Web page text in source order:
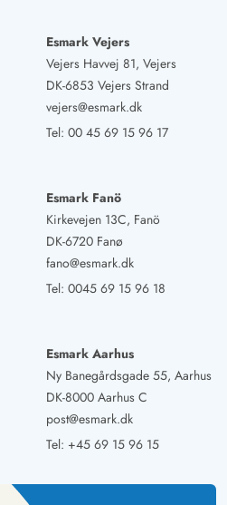
Esmark Vejers
Vejers Havvej 81, Vejers
DK-6853 Vejers Strand
vejers@esmark.dk
Tel: 00 45 69 15 96 17
Esmark Fanö
Kirkevejen 13C, Fanö
DK-6720 Fanø
fano@esmark.dk
Tel: 0045 69 15 96 18
Esmark Aarhus
Ny Banegårdsgade 55, Aarhus
DK-8000 Aarhus C
post@esmark.dk
Tel: +45 69 15 96 15